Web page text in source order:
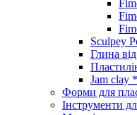
Sculpey
Глина
Jam clay *
Форми для
Інструменти